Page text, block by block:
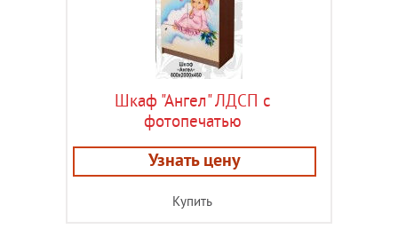
Шкаф "Ангел" ЛДСП с
фотопечатью
Узнать цену
Купить